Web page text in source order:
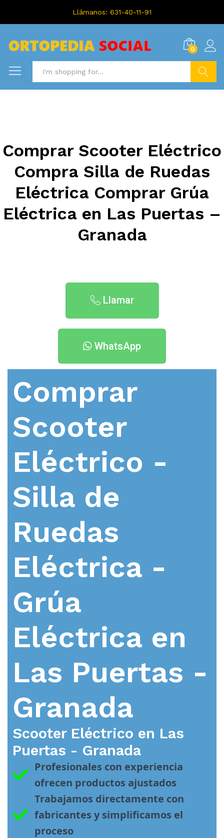
Llámanos: 631-40-11-91
0
Comprar Scooter Eléctrico
Compra Silla de Ruedas
Eléctrica Comprar Grúa
Eléctrica en Las Puertas –
Granada
Llamar
WhatsApp
Comprar
Scooter
Eléctrico -
Silla de
Ruedas
Eléctrica -
Grúa
Eléctrica en
Las Puertas -
Granada
Scooter Eléctrico en Las
Puertas - Granada
Profesionales con experiencia
ofrecen productos ajustados
Trabajamos directamente con
fabricantes y simplificamos el
proceso